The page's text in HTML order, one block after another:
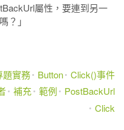
屬性，要連到另一
？」
題實務 Button Click()事件
補充 範例
PostBackUrl
Click